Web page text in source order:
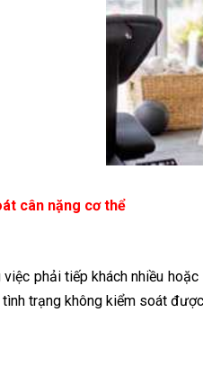
cân nặng cơ thể
việc phải tiếp khách nhiều
trạng không kiểm soát